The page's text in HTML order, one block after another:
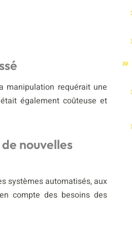
manipulation requérait une
également coûteuse et
nouvelles
systèmes automatisés, aux
compte des besoins des